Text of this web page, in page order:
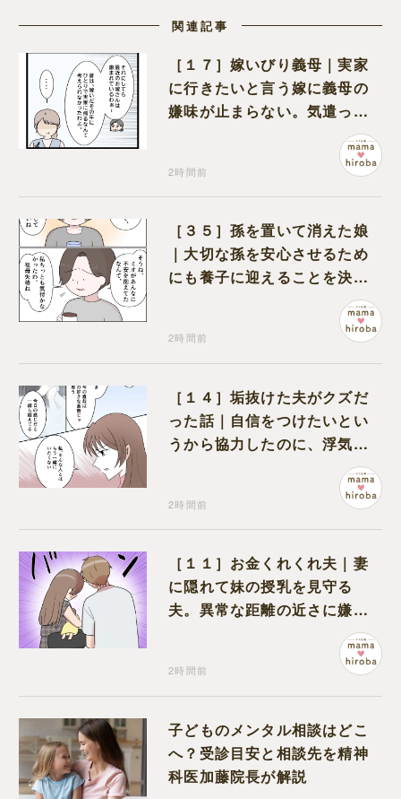
関連記事
［１７］嫁いびり義母｜実家
に行きたいと言う嫁に義母の
嫌味が止まらない。気遣って
2時間前
［３５］孫を置いて消えた娘
｜大切な孫を安心させるため
にも養子に迎えることを決心
2時間前
［１４］垢抜けた夫がクズだ
った話｜自信をつけたいとい
うから協力したのに、浮気と
2時間前
［１１］お金くれくれ夫｜妻
に隠れて妹の授乳を見守る
夫。異常な距離の近さに嫌悪
2時間前
子どものメンタル相談はどこ
へ？受診目安と相談先を精神
科医加藤院長が解説